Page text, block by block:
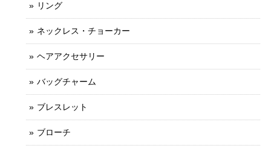
リング
ネックレス・チョーカー
ヘアアクセサリー
バッグチャーム
ブレスレット
ブローチ